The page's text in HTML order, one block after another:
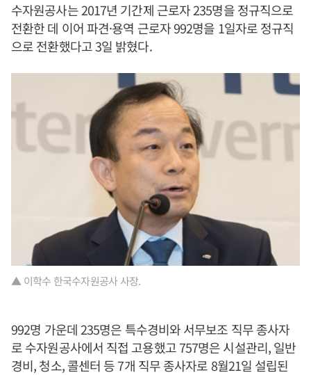
수자원공사는 2017년 기간제 근로자 235명을 정규직으로
전환한 데 이어 파견·용역 근로자 992명을 1일자로 정규직
으로 전환했다고 3일 밝혔다.
▲ 이학수 한국수자원공사 사장.
992명 가운데 235명은 특수경비와 서무보조 직무 종사자
로 수자원공사에서 직접 고용했고 757명은 시설관리, 일반
경비, 청소, 콜센터 등 7개 직무 종사자로 8월21일 설립된